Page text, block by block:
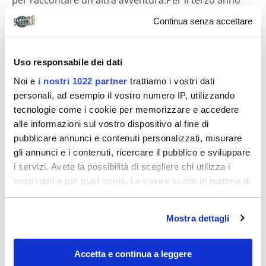
Continua senza accettare
Uso responsabile dei dati
Noi e i nostri 1022 partner trattiamo i vostri dati
personali, ad esempio il vostro numero IP, utilizzando
tecnologie come i cookie per memorizzare e accedere
alle informazioni sul vostro dispositivo al fine di
pubblicare annunci e contenuti personalizzati, misurare
gli annunci e i contenuti, ricercare il pubblico e sviluppare
i servizi. Avete la possibilità di scegliere chi utilizza i
vostri dati e per quali scopi. Le vostre scelte in materia di
privacy sono applicabili solo su questa proprietà digitale
modificare o revocare il proprio consenso in qualsiasi
momento dalla Dichiarazione sui cookie o facendo clic
sull'icona di attivazione della privacy.
Mostra dettagli
Accetta e continua a leggere
consegutivo, come meta per le...
Diari di viaggio
serbet
Con moglie e due amici per il ponte del 1 maggio alla
scoperta dell’arte surreale di Salvador Dalì. Cinque
giorni a disposizione, tappe...